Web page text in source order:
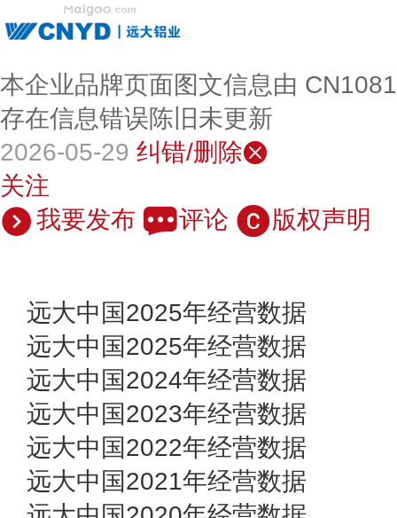
本企业品牌页面图文信息由
存在信息错误陈旧未更新
2026-05-29 纠错/删除
关注
我要发布
评论 版权声明
远大中国2025年经营数据
远大中国2025年经营数据
远大中国2024年经营数据
远大中国2023年经营数据
远大中国2022年经营数据
远大中国2021年经营数据